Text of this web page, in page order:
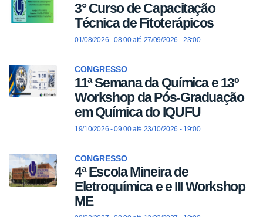
3° Curso de Capacitação
Técnica de Fitoterápicos
01/08/2026 - 08:00até 27/09/2026 - 23:00
CONGRESSO
11ª Semana da Química e 13º
Workshop da Pós-Graduação
em Química do IQUFU
19/10/2026 - 09:00até 23/10/2026 - 19:00
CONGRESSO
4ª Escola Mineira de
Eletroquímica e e III Workshop
ME